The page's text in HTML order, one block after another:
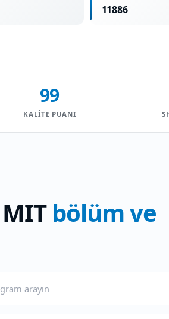
11886
99
KALITE PUANI
bölüm ve